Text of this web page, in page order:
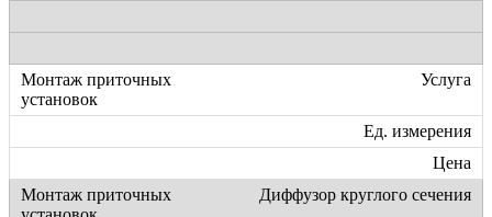
Услуга
Ед. измерения
Цена
Диффузор круглого сечения